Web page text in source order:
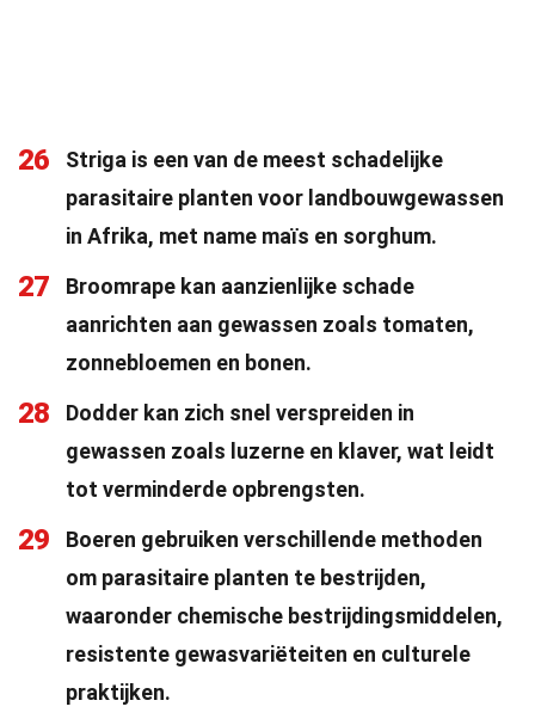
26
Striga is een van de meest schadelijke
parasitaire planten voor landbouwgewassen
in Afrika, met name maïs en sorghum.
27
Broomrape kan aanzienlijke schade
aanrichten aan gewassen zoals tomaten,
zonnebloemen en bonen.
28
Dodder kan zich snel verspreiden in
gewassen zoals luzerne en klaver, wat leidt
tot verminderde opbrengsten.
29
Boeren gebruiken verschillende methoden
om parasitaire planten te bestrijden,
waaronder chemische bestrijdingsmiddelen,
resistente gewasvariëteiten en culturele
praktijken.